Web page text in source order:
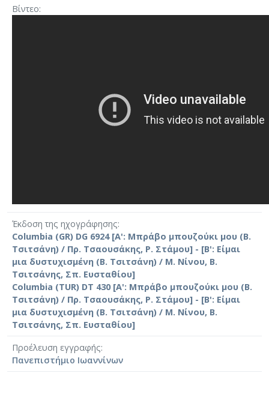
Βίντεο
Έκδοση της ηχογράφησης
Columbia (GR) DG 6924 [Α': Μπράβο μπουζούκι μου (Β.
Τσιτσάνη) / Πρ. Τσαουσάκης, Ρ. Στάμου] - [Β': Είμαι
μια δυστυχισμένη (Β. Τσιτσάνη) / Μ. Νίνου, Β.
Τσιτσάνης, Σπ. Ευσταθίου]
Columbia (TUR) DT 430 [Α': Μπράβο μπουζούκι μου (Β.
Τσιτσάνη) / Πρ. Τσαουσάκης, Ρ. Στάμου] - [Β': Είμαι
μια δυστυχισμένη (Β. Τσιτσάνη) / Μ. Νίνου, Β.
Τσιτσάνης, Σπ. Ευσταθίου]
Προέλευση εγγραφής
Πανεπιστήμιο Ιωαννίνων